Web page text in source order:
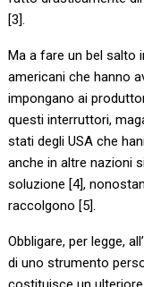
[3].
Ma a fare un bel salto
americani che hanno
impongano ai
questi interruttori,
stati degli USA che
anche in altre nazioni
soluzione [4],
raccolgono [5].
Obbligare, per legge,
di uno strumento